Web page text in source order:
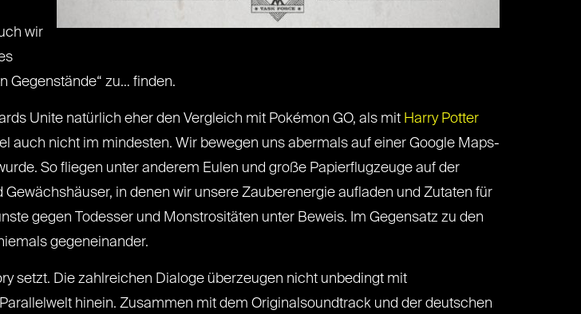
wir
Gegenstände“ zu… finden.
Unite natürlich eher den Vergleich mit Pokémon GO, als mit Harry Potter
auch nicht im mindesten. Wir bewegen uns abermals auf einer Google Maps-
So fliegen unter anderem Eulen und große Papierflugzeuge auf der
in denen wir unsere Zauberenergie aufladen und Zutaten für
gegen Todesser und Monstrositäten unter Beweis. Im Gegensatz zu den
gegeneinander.
setzt. Die zahlreichen Dialoge überzeugen nicht unbedingt mit
hinein. Zusammen mit dem Originalsoundtrack und der deutschen